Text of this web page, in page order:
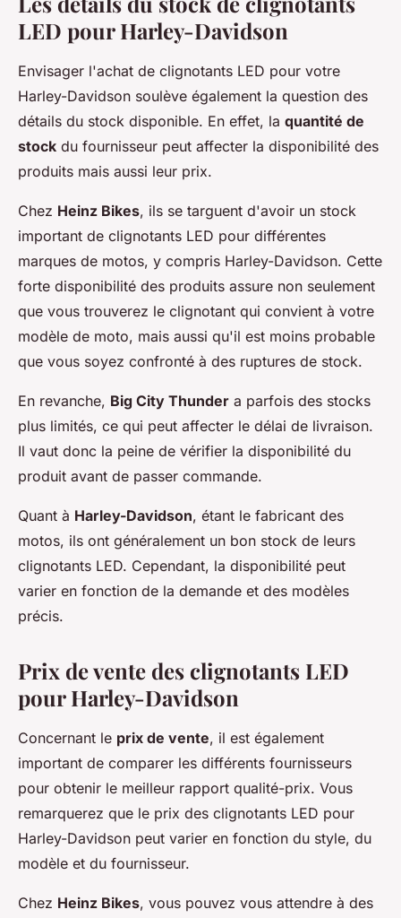
LED pour Harley-Davidson
Envisager l'achat de clignotants LED pour votre
Harley-Davidson soulève également la question des
détails du stock disponible. En effet, la quantité de
stock du fournisseur peut affecter la disponibilité des
produits mais aussi leur prix.
Chez Heinz Bikes, ils se targuent d'avoir un stock
important de clignotants LED pour différentes
marques de motos, y compris Harley-Davidson. Cette
forte disponibilité des produits assure non seulement
que vous trouverez le clignotant qui convient à votre
modèle de moto, mais aussi qu'il est moins probable
que vous soyez confronté à des ruptures de stock.
En revanche, Big City Thunder a parfois des stocks
plus limités, ce qui peut affecter le délai de livraison.
Il vaut donc la peine de vérifier la disponibilité du
produit avant de passer commande.
Quant à Harley-Davidson, étant le fabricant des
motos, ils ont généralement un bon stock de leurs
clignotants LED. Cependant, la disponibilité peut
varier en fonction de la demande et des modèles
précis.
Prix de vente des clignotants LED
pour Harley-Davidson
Concernant le prix de vente, il est également
important de comparer les différents fournisseurs
pour obtenir le meilleur rapport qualité-prix. Vous
remarquerez que le prix des clignotants LED pour
Harley-Davidson peut varier en fonction du style, du
modèle et du fournisseur.
Chez Heinz Bikes, vous pouvez vous attendre à des